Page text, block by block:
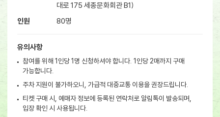
대로 175 세종문화회관 B1)
인원
80명
유의사항
참여를 위해 1인당 1명 신청하셔야 합니다. 1인당 2매까지 구매
가능합니다.
주차 지원이 불가하오니, 가급적 대중교통 이용을 권장드립니다.
티켓 구매 시, 예매자 정보에 등록된 연락처로 알림톡이 발송되며,
입장 확인 시 사용됩니다.